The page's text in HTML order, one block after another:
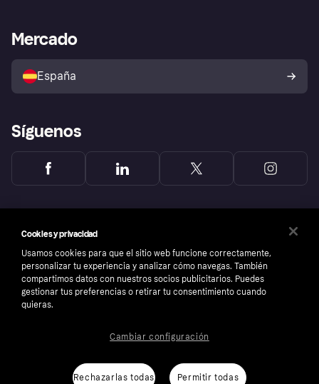
Directorio de tiendas
Política de protección al
comprador de Klarna
Reclamaciones
Acceso empresas
Mercado
España
Síguenos
Número de empresa: 556737-0431
Cookies y privacidad
Usamos cookies para que el sitio web funcione correctamente,
personalizar tu experiencia y analizar cómo navegas. También
compartimos datos con nuestros socios publicitarios. Puedes
gestionar tus preferencias o retirar tu consentimiento cuando
quieras.
Rechazarlas todas Permitir todas
Cambiar configuración